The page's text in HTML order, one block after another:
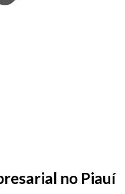
no Piauí